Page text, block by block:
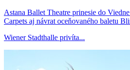
Astana Ballet Theatre prinesie do
Carpets aj návrat oceňovaného baletu
Wiener Stadthalle privíta...